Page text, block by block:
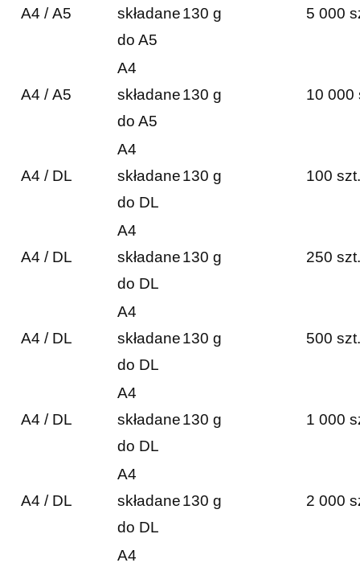
A4 / A5
składane
do A5
130 g 5 000
A4 / A5
A4
składane
do A5
130 g 10 000
A4 / DL
A4
składane
do DL
130 g 100 szt.
A4 / DL
A4
składane
do DL
130 g 250 szt.
A4 / DL
A4
składane
do DL
130 g 500 szt.
A4 / DL
A4
składane
do DL
130 g 1 000
A4 / DL
A4
składane
do DL
130 g 2 000
A4